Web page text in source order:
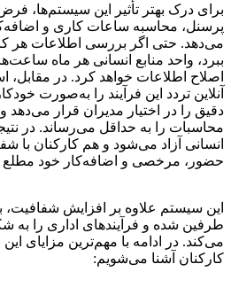
پرسنل، محاسبه ساعات کاری و
می‌دهد. حتی اگر بررسی اطلاعات هر
ببرد، واحد منابع انسانی هر ماه
اصلاح اطلاعات خواهد کرد. در مقابل،
آنلاین تردد این فرآیند را به‌صورت
دقیق را در اختیار مدیران قرار می‌دهد
محاسبات را به حداقل می‌رساند. در
انسانی آزاد می‌شود و هم کارکنان با
حضور، مرخصی و اضافه‌کار خود مطلع
این سیستم علاوه بر افزایش شفافیت،
طرفین شده و فرآیندهای اداری را به
می‌کند. در ادامه با مهم‌ترین مزایای این
کارکنان آشنا می‌شویم: